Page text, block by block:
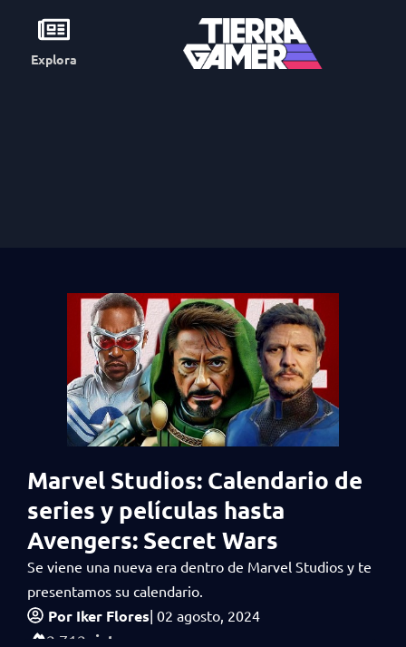
Explora
Marvel Studios: Calendario de
series y películas hasta
Avengers: Secret Wars
Se viene una nueva era dentro de Marvel Studios y te
presentamos su calendario.
Por Iker Flores| 02 agosto, 2024
2,712 vistas